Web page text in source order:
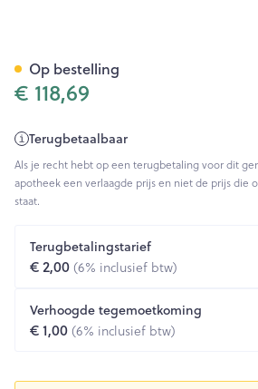
€ 118,69
Terugbetaalbaar
Als je recht hebt op een terugbetaling voor dit
apotheek een verlaagde prijs en niet de prijs die
staat.
Terugbetalingstarief
€ 2,00 (6% inclusief btw)
Verhoogde tegemoetkoming
€ 1,00 (6% inclusief btw)
Op bestelling